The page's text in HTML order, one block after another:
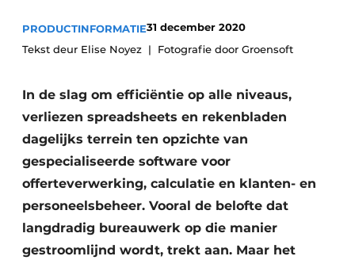
PRODUCTINFORMATIE31 december 2020
Tekst deur Elise Noyez
Fotografie door Groensoft
In de slag om efficiëntie op alle niveaus,
verliezen spreadsheets en rekenbladen
dagelijks terrein ten opzichte van
gespecialiseerde software voor
offerteverwerking, calculatie en klanten- en
personeelsbeheer. Vooral de belofte dat
langdradig bureauwerk op die manier
gestroomlijnd wordt, trekt aan. Maar het